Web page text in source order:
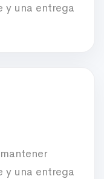
y una entrega
y una entrega